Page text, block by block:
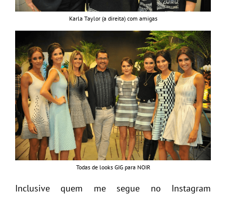
Karla Taylor (a direita) com amigas
Todas de looks GIG para NOIR
Inclusive quem me segue no Instagram